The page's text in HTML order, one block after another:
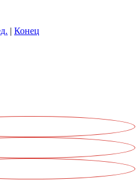
| Конец